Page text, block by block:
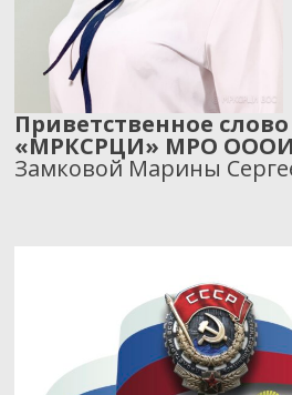
Приветственное
«МРКСРЦИ» МРО
Замковой Марины